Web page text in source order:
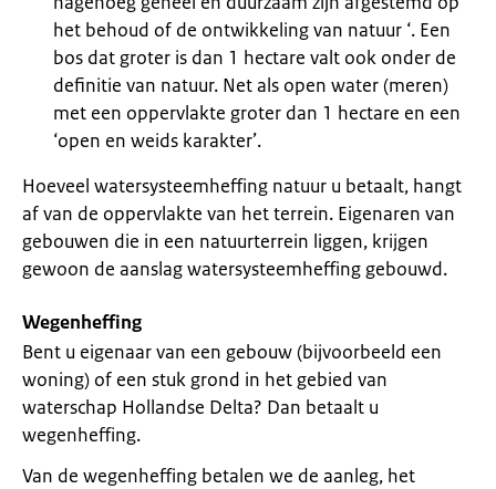
het behoud of de ontwikkeling van natuur ‘. Een
bos dat groter is dan 1 hectare valt ook onder de
definitie van natuur. Net als open water (meren)
met een oppervlakte groter dan 1 hectare en een
‘open en weids karakter’.
Hoeveel watersysteemheffing natuur u betaalt, hangt
af van de oppervlakte van het terrein. Eigenaren van
gebouwen die in een natuurterrein liggen, krijgen
gewoon de aanslag watersysteemheffing gebouwd.
Wegenheffing
Bent u eigenaar van een gebouw (bijvoorbeeld een
woning) of een stuk grond in het gebied van
waterschap Hollandse Delta? Dan betaalt u
wegenheffing.
Van de wegenheffing betalen we de aanleg, het